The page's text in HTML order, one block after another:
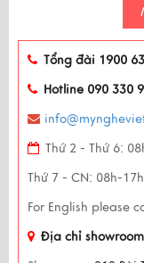
Tổng đài 1900
Hotline 090 330
Thứ 2 - Thứ 6:
Thứ 7 - CN: 08h-17h
For English please
Địa chỉ showroom